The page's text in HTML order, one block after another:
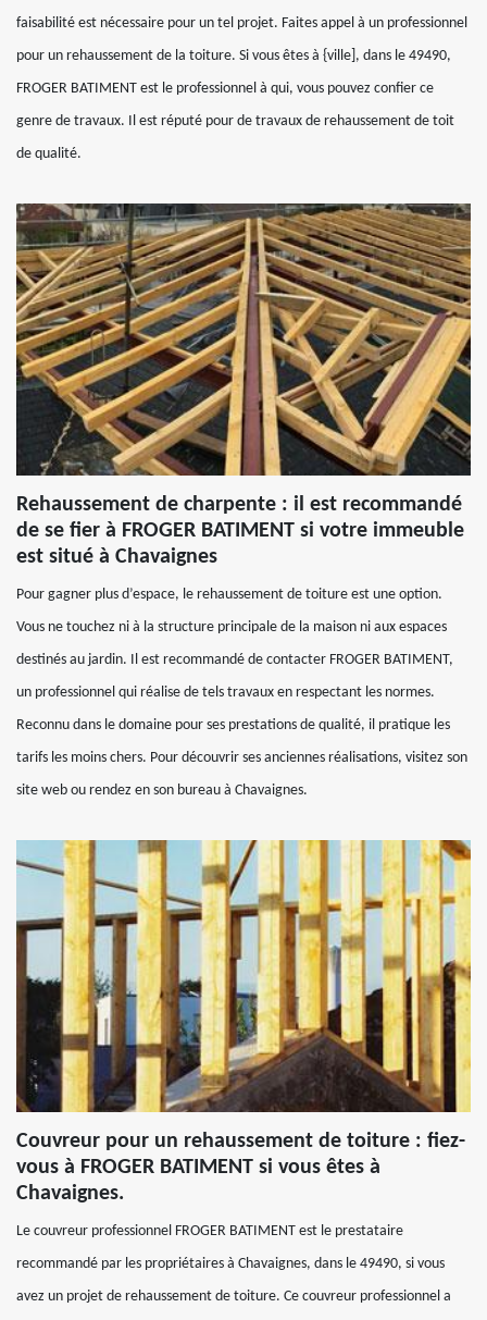
faisabilité est nécessaire pour un tel projet. Faites appel à un professionnel
pour un rehaussement de la toiture. Si vous êtes à {ville], dans le 49490,
FROGER BATIMENT est le professionnel à qui, vous pouvez confier ce
genre de travaux. Il est réputé pour de travaux de rehaussement de toit
de qualité.
Rehaussement de charpente : il est recommandé
de se fier à FROGER BATIMENT si votre immeuble
est situé à Chavaignes
Pour gagner plus d’espace, le rehaussement de toiture est une option.
Vous ne touchez ni à la structure principale de la maison ni aux espaces
destinés au jardin. Il est recommandé de contacter FROGER BATIMENT,
un professionnel qui réalise de tels travaux en respectant les normes.
Reconnu dans le domaine pour ses prestations de qualité, il pratique les
tarifs les moins chers. Pour découvrir ses anciennes réalisations, visitez son
site web ou rendez en son bureau à Chavaignes.
Couvreur pour un rehaussement de toiture : fiez-
vous à FROGER BATIMENT si vous êtes à
Chavaignes.
Le couvreur professionnel FROGER BATIMENT est le prestataire
recommandé par les propriétaires à Chavaignes, dans le 49490, si vous
avez un projet de rehaussement de toiture. Ce couvreur professionnel a